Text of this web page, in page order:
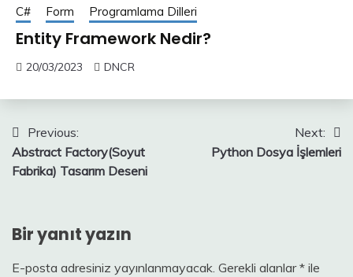
C# Form Programlama Dilleri
Entity Framework Nedir?
20/03/2023 DNCR
Yazı
gezinmesi
Previous:
Abstract Factory(Soyut
Fabrika) Tasarım Deseni
Next:
Python Dosya İşlemleri
Bir yanıt yazın
E-posta adresiniz yayınlanmayacak. Gerekli alanlar* ile